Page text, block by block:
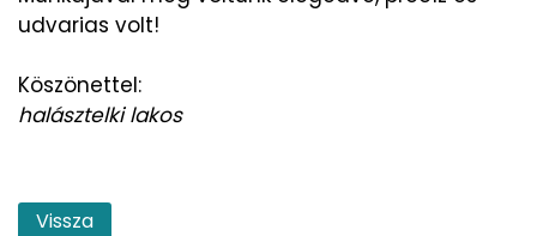
udvarias volt!
Köszönettel:
halásztelki lakos
Vissza